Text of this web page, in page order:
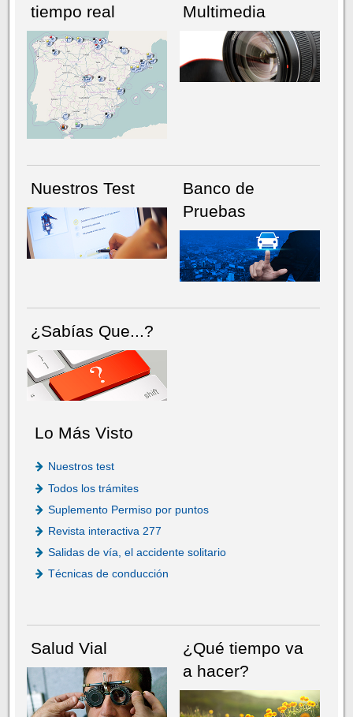
NÚMERO ACTUALHEMEROTECA
tiempo real Multimedia
Nuestros Test
Banco de
Pruebas
¿Sabías Que...?
Lo Más Visto
Nuestros test
Todos los trámites
Suplemento Permiso por puntos
Revista interactiva 277
Salidas de vía, el accidente solitario
Técnicas de conducción
Salud Vial
¿Qué tiempo va
a hacer?